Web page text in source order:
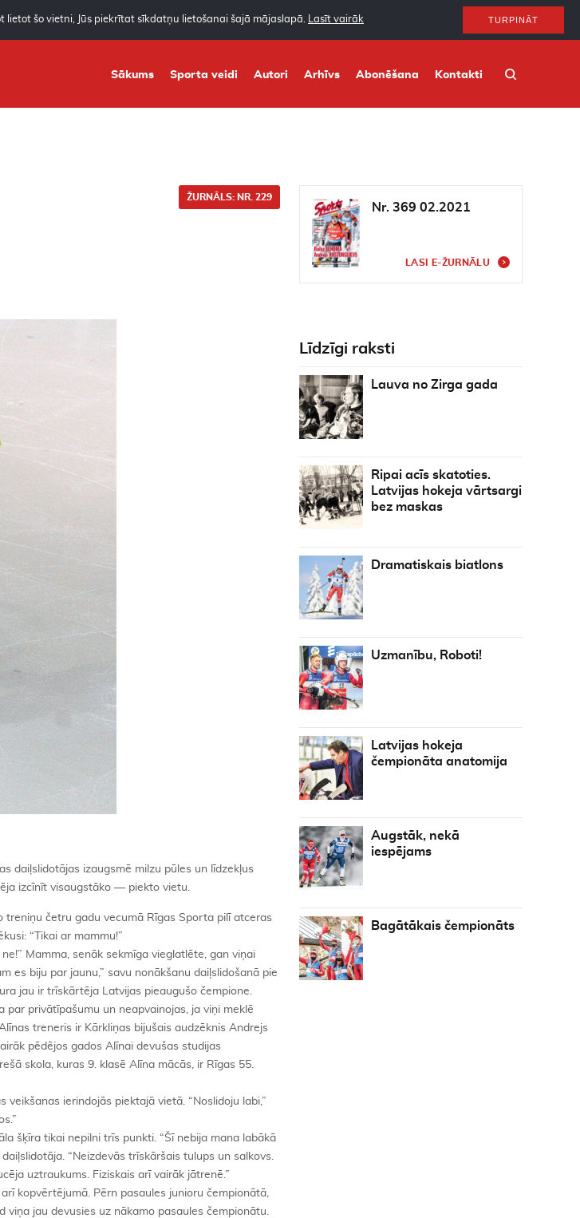
šo vietni, Jūs piekrītat sīkdatņu lietošanai šajā mājaslapā. Lasīt vairāk TURPINĀT
Sākums Sporta veidi Autori Arhīvs Abonēšana Kontakti
ŽURNĀLS: NR. 229
daiļslidotājas izaugsmē milzu pūles un līdzekļus
izcīnīt visaugstāko — piekto vietu.
treniņu četru gadu vecumā Rīgas Sporta pilī atceras
“Tikai ar mammu!”
Mamma, senāk sekmīga vieglatlēte, gan viņai
es biju par jaunu,” savu nonākšanu daiļslidošanā pie
jau ir trīskārtēja Latvijas pieaugušo čempione.
par privātīpašumu un neapvainojas, ja viņi meklē
treneris ir Kārkliņas bijušais audzēknis Andrejs
pēdējos gados Alīnai devušas studijas
skola, kuras 9. klasē Alīna mācās, ir Rīgas 55.
ierindojās piektajā vietā. “Noslidoju labi,”
šķīra tikai nepilni trīs punkti. “Šī nebija mana labākā
“Neizdevās trīskāršais tulups un salkovs.
uztraukums. Fiziskais arī vairāk jātrenē.”
kopvērtējumā. Pērn pasaules junioru čempionātā,
viņa jau devusies uz nākamo pasaules čempionātu.
Nr. 369 02.2021
LASI E-ŽURNĀLU
Līdzīgi raksti
Lauva no Zirga gada
Ripai acīs skatoties.
Latvijas hokeja vārtsargi
bez maskas
Dramatiskais biatlons
Uzmanību, Roboti!
Latvijas hokeja
čempionāta anatomija
Augstāk, nekā
iespējams
Bagātākais čempionāts